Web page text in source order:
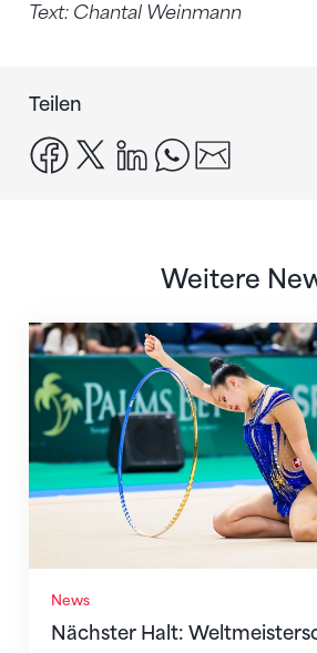
Text: Chantal Weinmann
Teilen
facebook
x linkedinwhatsapp
Weitere
News
Nächster Halt:
Nächster Halt: